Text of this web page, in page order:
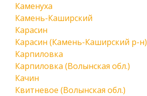
Каменуха
Камень-Каширский
Карасин
Карасин (Камень-Каширский р-н)
Карпиловка
Карпиловка (Волынская обл.)
Качин
Квитневое (Волынская обл.)